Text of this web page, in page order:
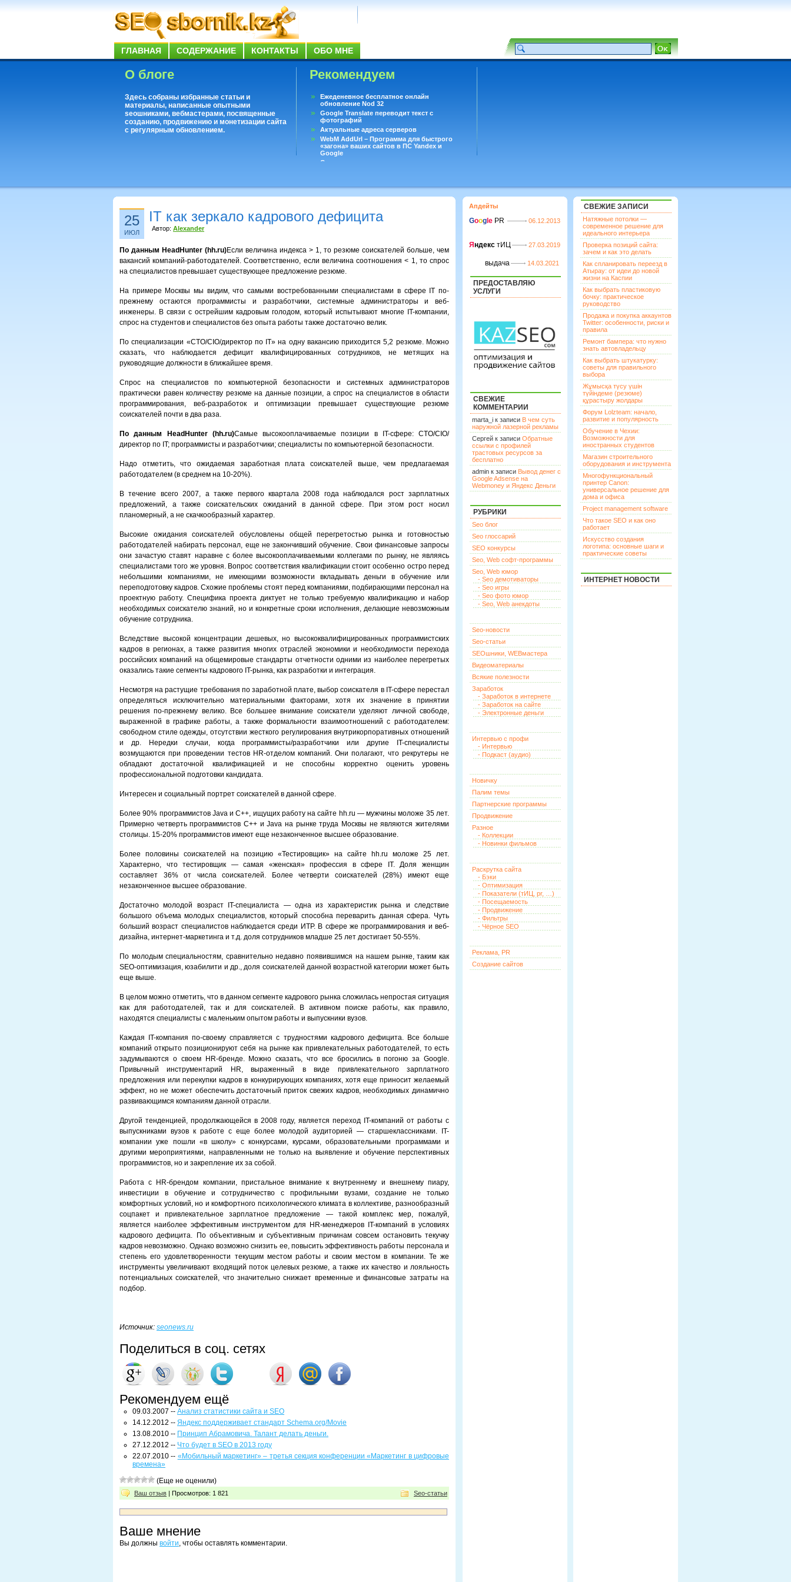
ГЛАВНАЯ СОДЕРЖАНИЕ КОНТАКТЫ ОБО МНЕ
О блоге
Здесь собраны избранные статьи и
материалы, написанные опытными
seoшниками, вебмастерами, посвященные
созданию, продвижению и монетизации сайта
с регулярным обновлением.
Рекомендуем
Ежеденевное бесплатное онлайн
обновление Nod 32
Google Translate переводит текст с
фотографий
Актуальные адреса серверов
WebM AddUrl – Программа для быстрого
«загона» ваших сайтов в ПС Yandex и
Google
Существует вопросы, на которые не может
25
ИЮЛ
IT как зеркало кадрового дефицита
Автор: Alexander
По данным HeadHunter (hh.ru)Если величина индекса > 1, то резюме соискателей больше, чем
вакансий компаний-работодателей. Соответственно, если величина соотношения < 1, то спрос
на специалистов превышает существующее предложение резюме.
На примере Москвы мы видим, что самыми востребованными специалистами в сфере IT по-
прежнему остаются программисты и разработчики, системные администраторы и веб-
инженеры. В связи с острейшим кадровым голодом, который испытывают многие IT-компании,
спрос на студентов и специалистов без опыта работы также достаточно велик.
По специализации «CTO/CIO/директор по IT» на одну вакансию приходится 5,2 резюме. Можно
сказать, что наблюдается дефицит квалифицированных сотрудников, не метящих на
руководящие должности в ближайшее время.
Спрос на специалистов по компьютерной безопасности и системных администраторов
практически равен количеству резюме на данные позиции, а спрос на специалистов в области
программирования, веб-разработок и оптимизации превышает существующие резюме
соискателей почти в два раза.
По данным HeadHunter (hh.ru)Самые высокооплачиваемые позиции в IT-сфере: CTO/CIO/
директор по IT; программисты и разработчики; специалисты по компьютерной безопасности.
Надо отметить, что ожидаемая заработная плата соискателей выше, чем предлагаемая
работодателем (в среднем на 10-20%).
В течение всего 2007, а также первого квартала 2008 года наблюдался рост зарплатных
предложений, а также соискательских ожиданий в данной сфере. При этом рост носил
планомерный, а не скачкообразный характер.
Высокие ожидания соискателей обусловлены общей перегретостью рынка и готовностью
работодателей набирать персонал, еще не закончивший обучение. Свои финансовые запросы
они зачастую ставят наравне с более высокооплачиваемыми коллегами по рынку, не являясь
специалистами того же уровня. Вопрос соответствия квалификации стоит особенно остро перед
небольшими компаниями, не имеющими возможности вкладывать деньги в обучение или
переподготовку кадров. Схожие проблемы стоят перед компаниями, подбирающими персонал на
проектную работу. Специфика проекта диктует не только требуемую квалификацию и набор
необходимых соискателю знаний, но и конкретные сроки исполнения, делающие невозможным
обучение сотрудника.
Вследствие высокой концентрации дешевых, но высококвалифицированных программистских
кадров в регионах, а также развития многих отраслей экономики и необходимости перехода
российских компаний на общемировые стандарты отчетности одними из наиболее перегретых
оказались такие сегменты кадрового IT-рынка, как разработки и интеграция.
Несмотря на растущие требования по заработной плате, выбор соискателя в IT-сфере перестал
определяться исключительно материальными факторами, хотя их значение в принятии
решения по-прежнему велико. Все большее внимание соискатели уделяют личной свободе,
выраженной в графике работы, а также формальности взаимоотношений с работодателем:
свободном стиле одежды, отсутствии жесткого регулирования внутрикорпоративных отношений
и др. Нередки случаи, когда программисты/разработчики или другие IT-специалисты
возмущаются при проведении тестов HR-отделом компаний. Они полагают, что рекрутеры не
обладают достаточной квалификацией и не способны корректно оценить уровень
профессиональной подготовки кандидата.
Интересен и социальный портрет соискателей в данной сфере.
Более 90% программистов Java и С++, ищущих работу на сайте hh.ru — мужчины моложе 35 лет.
Примерно четверть программистов С++ и Java на рынке труда Москвы не являются жителями
столицы. 15-20% программистов имеют еще незаконченное высшее образование.
Более половины соискателей на позицию «Тестировщик» на сайте hh.ru моложе 25 лет.
Характерно, что тестировщик — самая «женская» профессия в сфере IT. Доля женщин
составляет 36% от числа соискателей. Более четверти соискателей (28%) имеют еще
незаконченное высшее образование.
Достаточно молодой возраст IT-специалиста — одна из характеристик рынка и следствие
большого объема молодых специалистов, который способна переварить данная сфера. Чуть
больший возраст специалистов наблюдается среди ИТР. В сфере же программирования и веб-
дизайна, интернет-маркетинга и т.д. доля сотрудников младше 25 лет достигает 50-55%.
По молодым специальностям, сравнительно недавно появившимся на нашем рынке, таким как
SEO-оптимизация, юзабилити и др., доля соискателей данной возрастной категории может быть
еще выше.
В целом можно отметить, что в данном сегменте кадрового рынка сложилась непростая ситуация
как для работодателей, так и для соискателей. В активном поиске работы, как правило,
находятся специалисты с маленьким опытом работы и выпускники вузов.
Каждая IT-компания по-своему справляется с трудностями кадрового дефицита. Все больше
компаний открыто позиционируют себя на рынке как привлекательных работодателей, то есть
задумываются о своем HR-бренде. Можно сказать, что все бросились в погоню за Google.
Привычный инструментарий HR, выраженный в виде привлекательного зарплатного
предложения или перекупки кадров в конкурирующих компаниях, хотя еще приносит желаемый
эффект, но не может обеспечить достаточный приток свежих кадров, необходимых динамично
развивающимся компаниям данной отрасли.
Другой тенденцией, продолжающейся в 2008 году, является переход IT-компаний от работы с
выпускниками вузов к работе с еще более молодой аудиторией — старшеклассниками. IT-
компании уже пошли «в школу» с конкурсами, курсами, образовательными программами и
другими мероприятиями, направленными не только на выявление и обучение перспективных
программистов, но и закрепление их за собой.
Работа с HR-брендом компании, пристальное внимание к внутреннему и внешнему пиару,
инвестиции в обучение и сотрудничество с профильными вузами, создание не только
комфортных условий, но и комфортного психологического климата в коллективе, разнообразный
соцпакет и привлекательное зарплатное предложение — такой комплекс мер, пожалуй,
является наиболее эффективным инструментом для HR-менеджеров IT-компаний в условиях
кадрового дефицита. По объективным и субъективным причинам совсем остановить текучку
кадров невозможно. Однако возможно снизить ее, повысить эффективность работы персонала и
степень его удовлетворенности текущим местом работы и своим местом в компании. Те же
инструменты увеличивают входящий поток целевых резюме, а также их качество и лояльность
потенциальных соискателей, что значительно снижает временные и финансовые затраты на
подбор.
Источник: seonews.ru
Поделиться в соц. сетях
Рекомендуем ещё
09.03.2007 -- Анализ статистики сайта и SEO
14.12.2012 -- Яндекс поддерживает стандарт Schema.org/Movie
13.08.2010 -- Принцип Абрамовича. Талант делать деньги.
27.12.2012 -- Что будет в SEO в 2013 году
22.07.2010 -- «Мобильный маркетинг» – третья секция конференции «Маркетинг в цифровые
времена»
(Еще не оценили)
Ваш отзыв | Просмотров: 1 821 Seo-статьи
Ваше мнение
Вы должны войти, чтобы оставлять комментарии.
Апдейты
Goog le PR 06.12.2013
Я ндекс тИЦ 27.03.2019
выдача 14.03.2021
ПРЕДОСТАВЛЯЮ
УСЛУГИ
СВЕЖИЕ
КОММЕНТАРИИ
marta_i к записи В чем суть
наружной лазерной рекламы
Сергей к записи Обратные
ссылки с профилей
трастовых ресурсов за
бесплатно
admin к записи Вывод денег с
Google Adsense на
Webmoney и Яндекс Деньги
РУБРИКИ
Seo блог
Seo глоссарий
SEO конкурсы
Seo, Web софт-программы
Seo, Web юмор
- Seo демотиваторы
- Seo игры
- Seo фото юмор
- Seo, Web анекдоты
Seo-новости
Seo-статьи
SEOшники, WEBмастера
Видеоматериалы
Всякие полезности
Заработок
- Заработок в интернете
- Заработок на сайте
- Электронные деньги
Интервью с профи
- Интервью
- Подкаст (аудио)
Новичку
Палим темы
Партнерские программы
Продвижение
Разное
- Коллекции
- Новинки фильмов
Раскрутка сайта
- Бэки
- Оптимизация
- Показатели (тИЦ, pr, …)
- Посещаемость
- Продвижение
- Фильтры
- Чёрное SEO
Реклама, PR
Создание сайтов
СВЕЖИЕ ЗАПИСИ
Натяжные потолки —
современное решение для
идеального интерьера
Проверка позиций сайта:
зачем и как это делать
Как спланировать переезд в
Атырау: от идеи до новой
жизни на Каспии
Как выбрать пластиковую
бочку: практическое
руководство
Продажа и покупка аккаунтов
Twitter: особенности, риски и
правила
Ремонт бампера: что нужно
знать автовладельцу
Как выбрать штукатурку:
советы для правильного
выбора
Жұмысқа түсу үшін
түйіндеме (резюме)
құрастыру жолдары
Форум Lolzteam: начало,
развитие и популярность
Обучение в Чехии:
Возможности для
иностранных студентов
Магазин строительного
оборудования и инструмента
Многофункциональный
принтер Canon:
универсальное решение для
дома и офиса
Project management software
Что такое SEO и как оно
работает
Искусство создания
логотипа: основные шаги и
практические советы
ИНТЕРНЕТ НОВОСТИ